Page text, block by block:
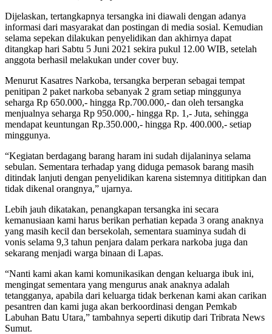
Dijelaskan, tertangkapnya tersangka ini diawali dengan adanya
informasi dari masyarakat dan postingan di media sosial. Kemudian
selama sepekan dilakukan penyelidikan dan akhirnya dapat
ditangkap hari Sabtu 5 Juni 2021 sekira pukul 12.00 WIB, setelah
anggota berhasil melakukan under cover buy.
Menurut Kasatres Narkoba, tersangka berperan sebagai tempat
penitipan 2 paket narkoba sebanyak 2 gram setiap minggunya
seharga Rp 650.000,- hingga Rp.700.000,- dan oleh tersangka
menjualnya seharga Rp 950.000,- hingga Rp. 1,- Juta, sehingga
mendapat keuntungan Rp.350.000,- hingga Rp. 400.000,- setiap
minggunya.
“Kegiatan berdagang barang haram ini sudah dijalaninya selama
sebulan. Sementara terhadap yang diduga pemasok barang masih
ditindak lanjuti dengan penyelidikan karena sistemnya dititipkan dan
tidak dikenal orangnya,” ujarnya.
Lebih jauh dikatakan, penangkapan tersangka ini secara
kemanusiaan kami harus berikan perhatian kepada 3 orang anaknya
yang masih kecil dan bersekolah, sementara suaminya sudah di
vonis selama 9,3 tahun penjara dalam perkara narkoba juga dan
sekarang menjadi warga binaan di Lapas.
“Nanti kami akan kami komunikasikan dengan keluarga ibuk ini,
mengingat sementara yang mengurus anak anaknya adalah
tetangganya, apabila dari keluarga tidak berkenan kami akan carikan
pesantren dan kami juga akan berkoordinasi dengan Pemkab
Labuhan Batu Utara,” tambahnya seperti dikutip dari Tribrata News
Sumut.